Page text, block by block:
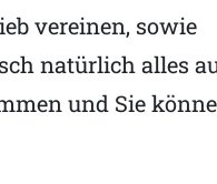
vereinen, sowie
natürlich alles
und Sie